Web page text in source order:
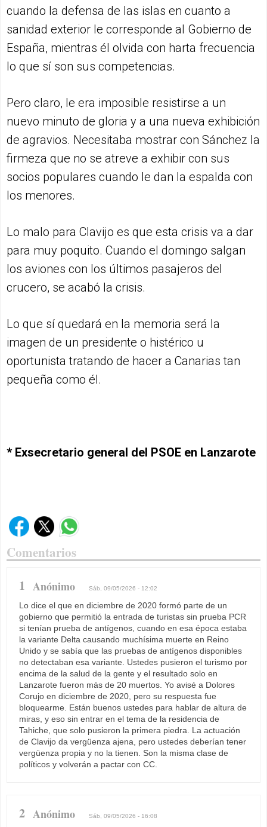
cuando la defensa de las islas en cuanto a
sanidad exterior le corresponde al Gobierno de
España, mientras él olvida con harta frecuencia
lo que sí son sus competencias.
Pero claro, le era imposible resistirse a un
nuevo minuto de gloria y a una nueva exhibición
de agravios. Necesitaba mostrar con Sánchez la
firmeza que no se atreve a exhibir con sus
socios populares cuando le dan la espalda con
los menores.
Lo malo para Clavijo es que esta crisis va a dar
para muy poquito. Cuando el domingo salgan
los aviones con los últimos pasajeros del
crucero, se acabó la crisis.
Lo que sí quedará en la memoria será la
imagen de un presidente o histérico u
oportunista tratando de hacer a Canarias tan
pequeña como él.
* Exsecretario general del PSOE en Lanzarote
Comentarios
1 Anónimo Sáb, 09/05/2026 - 12:02
Lo dice el que en diciembre de 2020 formó parte de un
gobierno que permitió la entrada de turistas sin prueba PCR
si tenían prueba de antígenos, cuando en esa época estaba
la variante Delta causando muchísima muerte en Reino
Unido y se sabía que las pruebas de antígenos disponibles
no detectaban esa variante. Ustedes pusieron el turismo por
encima de la salud de la gente y el resultado solo en
Lanzarote fueron más de 20 muertos. Yo avisé a Dolores
Corujo en diciembre de 2020, pero su respuesta fue
bloquearme. Están buenos ustedes para hablar de altura de
miras, y eso sin entrar en el tema de la residencia de
Tahiche, que solo pusieron la primera piedra. La actuación
de Clavijo da vergüenza ajena, pero ustedes deberían tener
vergüenza propia y no la tienen. Son la misma clase de
políticos y volverán a pactar con CC.
2 Anónimo Sáb, 09/05/2026 - 16:08